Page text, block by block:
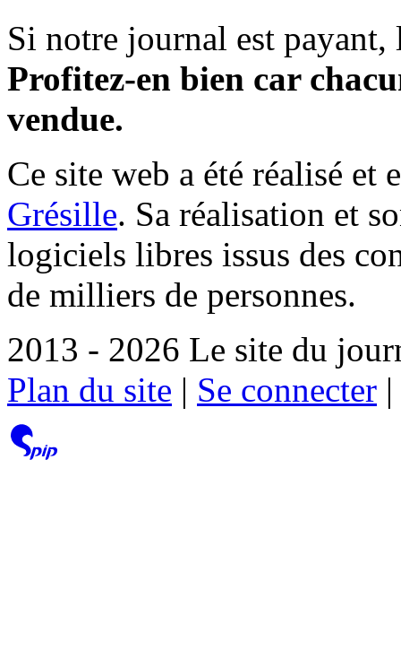
Si notre journal est payant,
Profitez-en bien car
vendue.
Ce site web a été réalisé et
Grésille. Sa réalisation et
logiciels libres issus des
de milliers de personnes.
2013 - 2026 Le site du
Plan du site | Se connecter |